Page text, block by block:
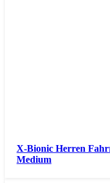
X-Bionic Herren
Medium